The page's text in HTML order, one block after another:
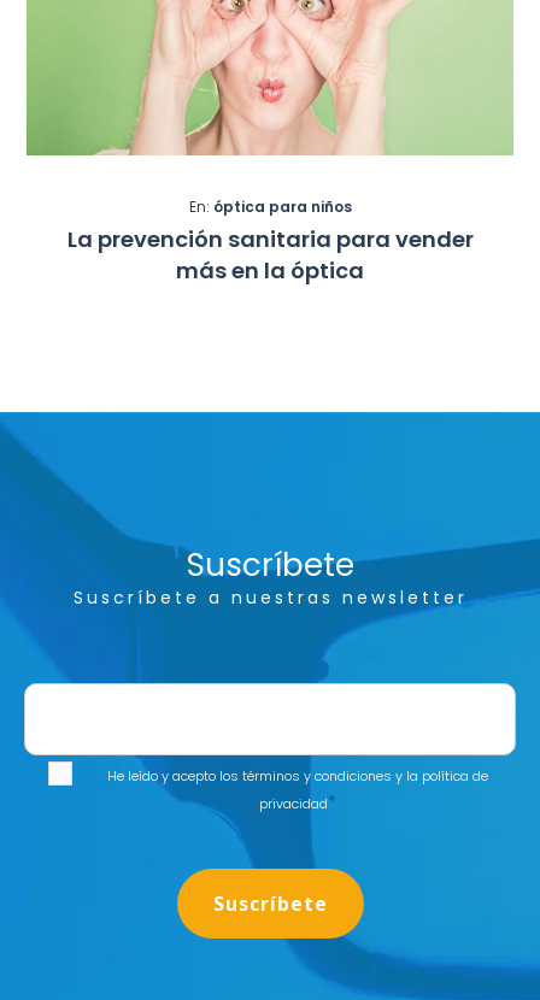
En: óptica para niños
La prevención sanitaria para vender
más en la óptica
Suscríbete
Suscríbete a nuestras newsletter
He leído y acepto los términos y condiciones y la política de
privacidad*